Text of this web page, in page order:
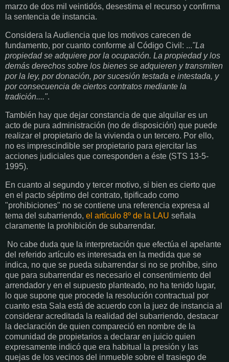
marzo de dos mil veintidós, desestima el recurso y confirma
la sentencia de instancia.
Considera la Audiencia que los motivos carecen de
fundamento, por cuanto conforme al Código Civil: ..."La
propiedad se adquiere por la ocupación. La propiedad y los
demás derechos sobre los bienes se adquieren y transmiten
por la ley, por donación, por sucesión testada e intestada, y
por consecuencia de ciertos contratos mediante la
tradición....".
También hay que dejar constancia de que alquilar es un
acto de pura administración (no de disposición) que puede
realizar el propietario de la vivienda o un tercero. Por ello,
no es imprescindible ser propietario para ejercitar las
acciones judiciales que corresponden a éste (STS 13-5-
1995).
En cuanto al segundo y tercer motivo, si bien es cierto que
en el pacto séptimo del contrato, tipificado como
"prohibiciones" no se contiene una referencia expresa al
tema del subarriendo, el artículo 8º de la LAU señala
claramente la prohibición de subarrendar.
No cabe duda que la interpretación que efectúa el apelante
del referido artículo es interesada en la medida que se
indica, no que se pueda subarrendar si no se prohíbe, sino
que para subarrendar es necesario el consentimiento del
arrendador y en el supuesto planteado, no ha tenido lugar,
lo que supone que procede la resolución contractual por
cuanto esta Sala está de acuerdo con la juez de instancia al
considerar acreditada la realidad del subarriendo, destacar
la declaración de quien compareció en nombre de la
comunidad de propietarios a declarar en juicio quien
expresamente indicó que era habitual la presión y las
quejas de los vecinos del inmueble sobre el trasiego de